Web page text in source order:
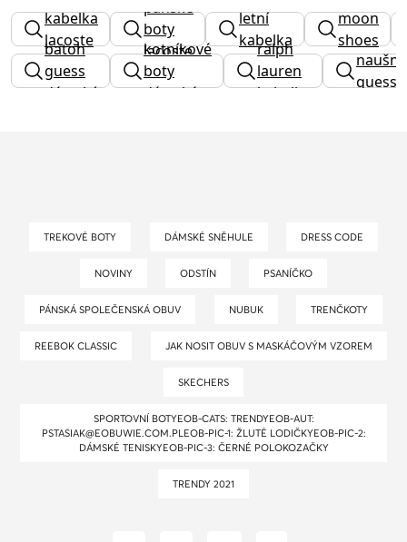
kabelka
lacoste
pánské
boty
lacoste
letní
kabelka
moon
shoes
batoh
guess
dámský
kotníkové
boty
dámské
ralph
lauren
kabelka
guess
TREKOVÉ BOTY DÁMSKÉ SNĚHULE DRESS CODE
NOVINY ODSTÍN PSANÍČKO
PÁNSKÁ SPOLEČENSKÁ OBUV NUBUK TRENČKOTY
REEBOK CLASSIC JAK NOSIT OBUV S MASKÁČOVÝM VZOREM
SKECHERS
SPORTOVNÍ BOTYEOB-CATS: TRENDYEOB-AUT:
PSTASIAK@EOBUWIE.COM.PLEOB-PIC-1: ŽLUTÉ LODIČKYEOB-PIC-2:
DÁMSKÉ TENISKYEOB-PIC-3: ČERNÉ POLOKOZAČKY
TRENDY 2021